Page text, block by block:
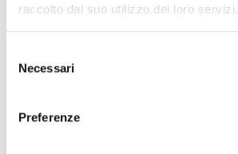
raccolto dal suo utilizzo dei loro servizi.
delNecessari
Preferenze